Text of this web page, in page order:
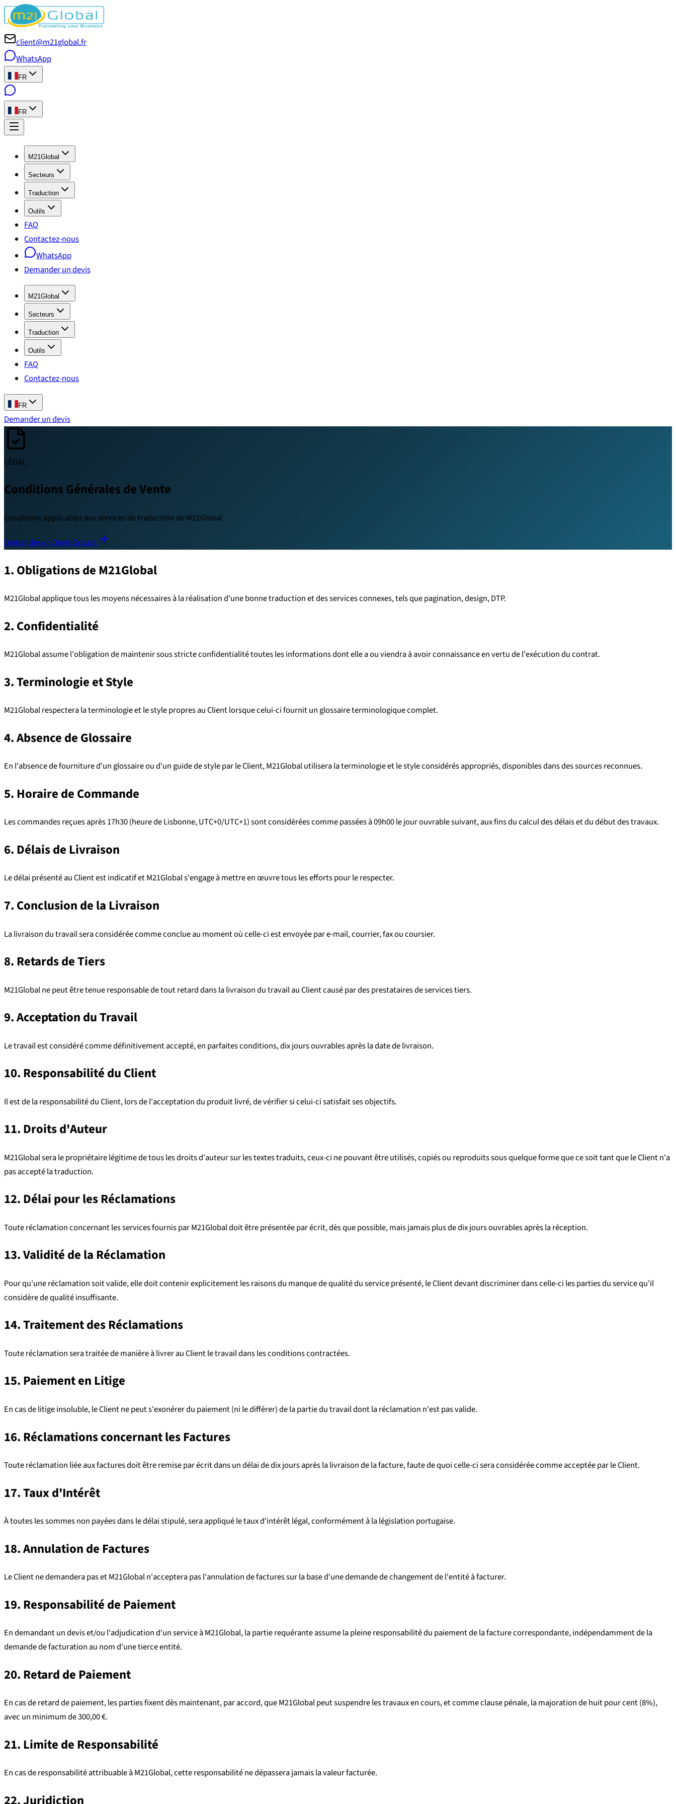
client@m21global.fr
WhatsApp
FR
FR
M21Global
Secteurs
Traduction
Outils
FAQ
Contactez-nous
WhatsApp
Demander un devis
M21Global
Secteurs
Traduction
Outils
FAQ
Contactez-nous
FR
Demander un devis
LÉGAL
Conditions Générales de Vente
Conditions applicables aux services de traduction de M21Global
Demander un Devis Gratuit
1. Obligations de M21Global
M21Global applique tous les moyens nécessaires à la réalisation d'une bonne traduction et des services connexes, tels que pagination, design, DTP.
2. Confidentialité
M21Global assume l'obligation de maintenir sous stricte confidentialité toutes les informations dont elle a ou viendra à avoir connaissance en vertu de l'exécution du contrat.
3. Terminologie et Style
M21Global respectera la terminologie et le style propres au Client lorsque celui-ci fournit un glossaire terminologique complet.
4. Absence de Glossaire
En l'absence de fourniture d'un glossaire ou d'un guide de style par le Client, M21Global utilisera la terminologie et le style considérés appropriés, disponibles dans des sources reconnues.
5. Horaire de Commande
Les commandes reçues après 17h30 (heure de Lisbonne, UTC+0/UTC+1) sont considérées comme passées à 09h00 le jour ouvrable suivant, aux fins du calcul des délais et du début des travaux.
6. Délais de Livraison
Le délai présenté au Client est indicatif et M21Global s'engage à mettre en œuvre tous les efforts pour le respecter.
7. Conclusion de la Livraison
La livraison du travail sera considérée comme conclue au moment où celle-ci est envoyée par e-mail, courrier, fax ou coursier.
8. Retards de Tiers
M21Global ne peut être tenue responsable de tout retard dans la livraison du travail au Client causé par des prestataires de services tiers.
9. Acceptation du Travail
Le travail est considéré comme définitivement accepté, en parfaites conditions, dix jours ouvrables après la date de livraison.
10. Responsabilité du Client
Il est de la responsabilité du Client, lors de l'acceptation du produit livré, de vérifier si celui-ci satisfait ses objectifs.
11. Droits d'Auteur
M21Global sera le propriétaire légitime de tous les droits d'auteur sur les textes traduits, ceux-ci ne pouvant être utilisés, copiés ou reproduits sous quelque forme que ce soit tant que le Client n'a
pas accepté la traduction.
12. Délai pour les Réclamations
Toute réclamation concernant les services fournis par M21Global doit être présentée par écrit, dès que possible, mais jamais plus de dix jours ouvrables après la réception.
13. Validité de la Réclamation
Pour qu'une réclamation soit valide, elle doit contenir explicitement les raisons du manque de qualité du service présenté, le Client devant discriminer dans celle-ci les parties du service qu'il
considère de qualité insuffisante.
14. Traitement des Réclamations
Toute réclamation sera traitée de manière à livrer au Client le travail dans les conditions contractées.
15. Paiement en Litige
En cas de litige insoluble, le Client ne peut s'exonérer du paiement (ni le différer) de la partie du travail dont la réclamation n'est pas valide.
16. Réclamations concernant les Factures
Toute réclamation liée aux factures doit être remise par écrit dans un délai de dix jours après la livraison de la facture, faute de quoi celle-ci sera considérée comme acceptée par le Client.
17. Taux d'Intérêt
À toutes les sommes non payées dans le délai stipulé, sera appliqué le taux d'intérêt légal, conformément à la législation portugaise.
18. Annulation de Factures
Le Client ne demandera pas et M21Global n'acceptera pas l'annulation de factures sur la base d'une demande de changement de l'entité à facturer.
19. Responsabilité de Paiement
En demandant un devis et/ou l'adjudication d'un service à M21Global, la partie requérante assume la pleine responsabilité du paiement de la facture correspondante, indépendamment de la
demande de facturation au nom d'une tierce entité.
20. Retard de Paiement
En cas de retard de paiement, les parties fixent dès maintenant, par accord, que M21Global peut suspendre les travaux en cours, et comme clause pénale, la majoration de huit pour cent (8%),
avec un minimum de 300,00 €.
21. Limite de Responsabilité
En cas de responsabilité attribuable à M21Global, cette responsabilité ne dépassera jamais la valeur facturée.